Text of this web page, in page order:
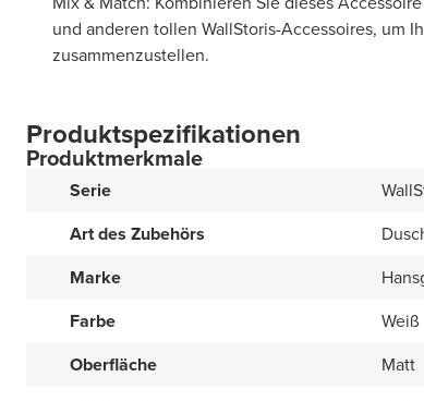
und anderen tollen WallStoris-Accessoires, um
zusammenzustellen.
Produktspezifikationen
Produktmerkmale
Serie
Art des Zubehörs
Marke
Farbe
Weiß
Oberfläche
Matt